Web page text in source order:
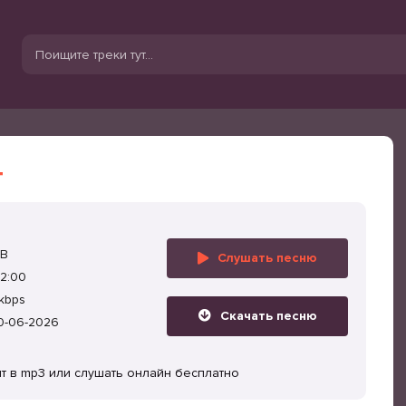
2:00
06-2026
Слушать песню
Скачать песню
mp3 или слушать онлайн бесплатно